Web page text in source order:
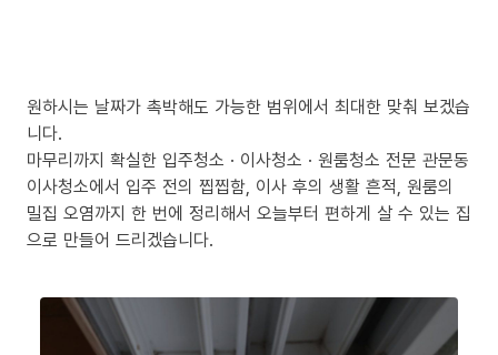
원하시는 날짜가 촉박해도 가능한 범위에서 최대한 맞춰 보겠습
니다.
마무리까지 확실한 입주청소 · 이사청소 · 원룸청소 전문 관문동
이사청소에서 입주 전의 찝찝함, 이사 후의 생활 흔적, 원룸의
밀집 오염까지 한 번에 정리해서 오늘부터 편하게 살 수 있는 집
으로 만들어 드리겠습니다.